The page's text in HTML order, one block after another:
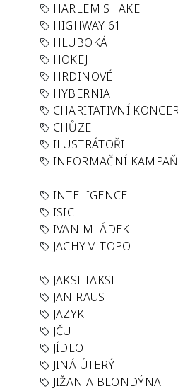
HARLEM SHAKE
HIGHWAY 61
HLUBOKÁ
HOKEJ
HRDINOVÉ
HYBERNIA
CHARITATIVNÍ
CHŮZE
ILUSTRÁTOŘI
INFORMAČNÍ KAMPAŇ
INTELIGENCE
ISIC
IVAN MLÁDEK
JACHYM TOPOL
JAKSI TAKSI
JAN RAUS
JAZYK
JČU
JÍDLO
JINÁ ÚTERÝ
JIŽAN A BLONDÝNA